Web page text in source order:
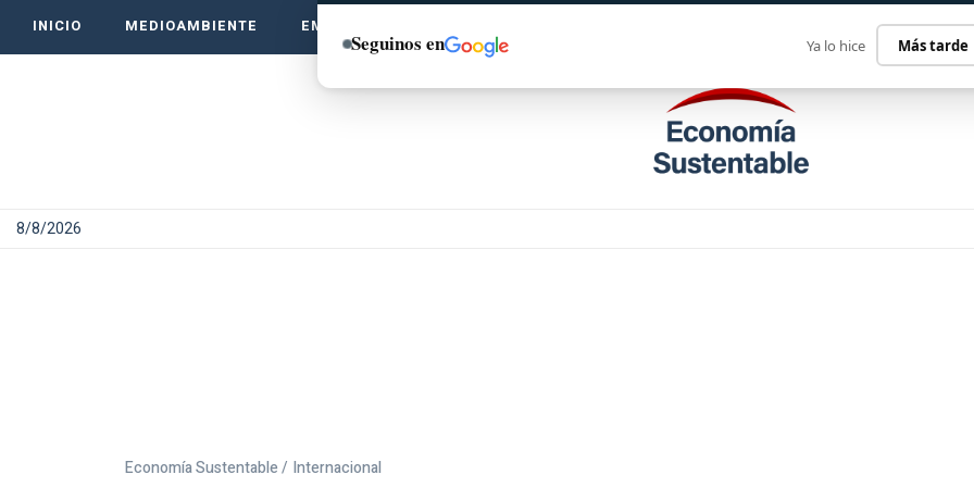
INICIO MEDIOAMBIENTE EMPRENDE VERDE
8/8/2026
Economía Sustentable / Internacional
Seguinos en Ya lo hice Más tarde